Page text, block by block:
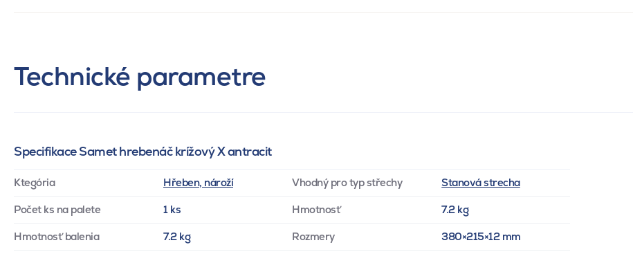
Technické parametre
Specifikace Samet hrebenáč krížový X antracit
Ktegória Hřeben, nároží
Počet ks na palete 1 ks
Hmotnosť balenia 7.2 kg
Vhodný pro typ střechy Stanová strecha
Hmotnosť 7.2 kg
Rozmery 380×215×12 mm